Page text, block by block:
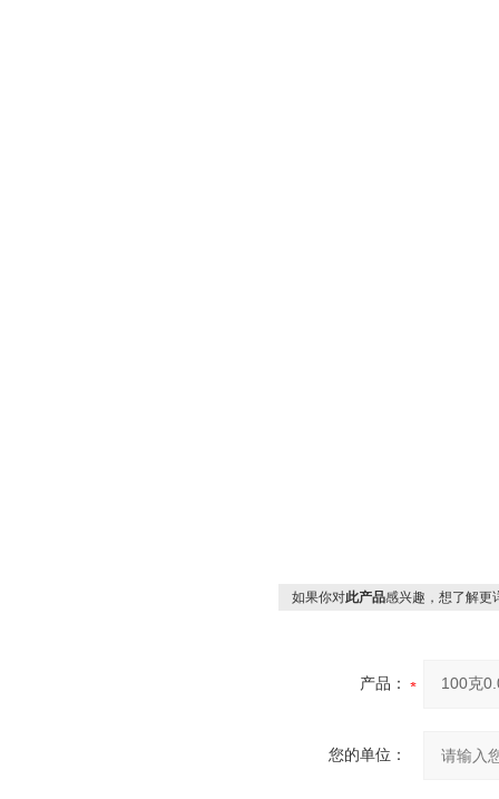
如果你对此产品感兴趣，想了解更
产品：
您的单位：